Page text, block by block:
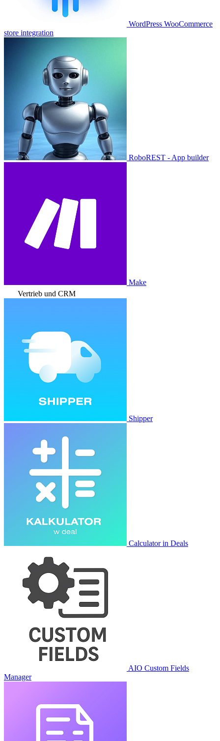
WordPress WooCommerce
store integration
RoboREST - App builder
Make
Vertrieb und CRM
Shipper
Calculator in Deals
AIO Custom Fields
Manager